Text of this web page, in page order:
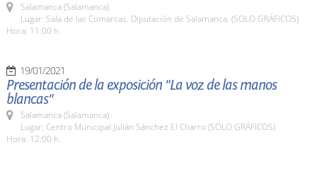
Salamanca (Salamanca)
Lugar: Sala de las Comarcas. Diputación de Salamanca. (SOLO GRÁFICOS)
Hora: 11:00 h.
19/01/2021
Presentación de la exposición "La voz de las manos
blancas"
Salamanca (Salamanca)
Lugar: Centro Municipal Julián Sánchez El Charro (SOLO GRÁFICOS)
Hora: 12:00 h.